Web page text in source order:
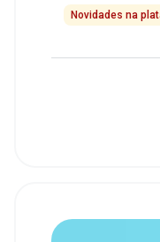
Novidades na